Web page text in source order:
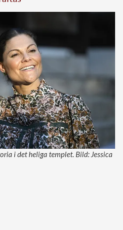
i det heliga templet. Bild: Jessica